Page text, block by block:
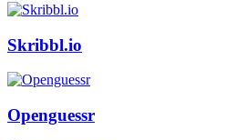
Skribbl.io
Openguessr